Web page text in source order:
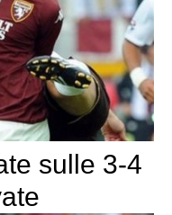
sulle 3-4